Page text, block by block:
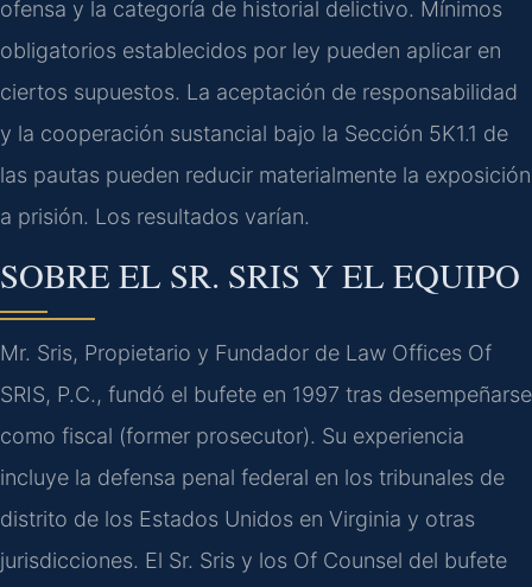
ofensa y la categoría de historial delictivo. Mínimos
obligatorios establecidos por ley pueden aplicar en
ciertos supuestos. La aceptación de responsabilidad
y la cooperación sustancial bajo la Sección 5K1.1 de
las pautas pueden reducir materialmente la exposición
a prisión. Los resultados varían.
SOBRE EL SR. SRIS Y EL EQUIPO
Mr. Sris, Propietario y Fundador de Law Offices Of
SRIS, P.C., fundó el bufete en 1997 tras desempeñarse
como fiscal (former prosecutor). Su experiencia
incluye la defensa penal federal en los tribunales de
distrito de los Estados Unidos en Virginia y otras
jurisdicciones. El Sr. Sris y los Of Counsel del bufete